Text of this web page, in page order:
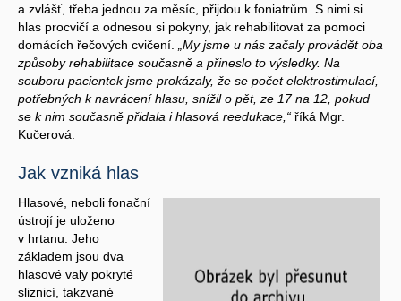
a zvlášť, třeba jednou za měsíc, přijdou k foniatrům. S nimi si
hlas procvičí a odnesou si pokyny, jak rehabilitovat za pomoci
domácích řečových cvičení.
„My jsme u nás začaly provádět oba
způsoby rehabilitace současně a přineslo to výsledky. Na
souboru pacientek jsme prokázaly, že se počet elektrostimulací,
potřebných k navrácení hlasu, snížil o pět, ze 17 na 12, pokud
se k nim současně přidala i hlasová reedukace,“ říká Mgr.
Kučerová.
Jak vzniká hlas
Hlasové, neboli fonační
ústrojí je uloženo
v hrtanu. Jeho
základem jsou dva
hlasové valy pokryté
sliznicí, takzvané